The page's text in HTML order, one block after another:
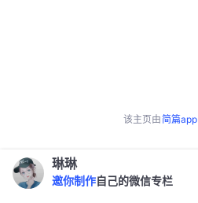
该主页由简篇app
琳琳
邀你制作 自己的微信专栏